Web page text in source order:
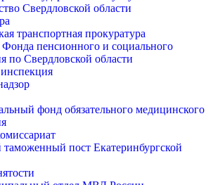
Свердловской области
транспортная прокуратура
пенсионного и социального
по Свердловской области
фонд обязательного медицинского
пост Екатеринбургской